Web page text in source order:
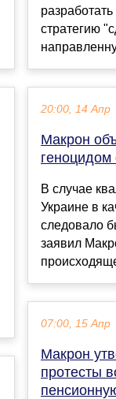
стратегию
20:00, 14 Апр
Макрон
геноцидом
В случае
Украине в
следовало
заявил
07:00, 15 Апр
Макрон
протесты